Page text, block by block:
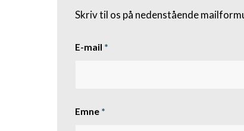
Skriv til os på nedenstående
E-mail *
Emne *